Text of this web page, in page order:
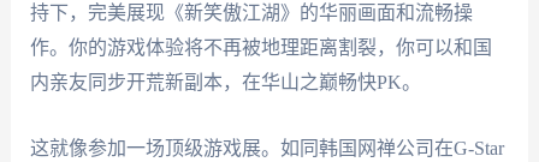
持下，完美展现《新笑傲江湖》的华丽画面和流畅操
作。你的游戏体验将不再被地理距离割裂，你可以和国
内亲友同步开荒新副本，在华山之巅畅快PK。
这就像参加一场顶级游戏展。如同韩国网禅公司在G-Star